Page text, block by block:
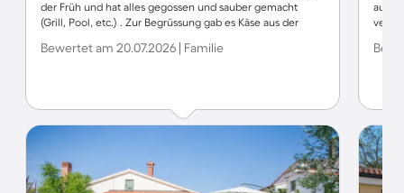
der Früh und hat alles gegossen und sauber gemacht
(Grill, Pool, etc.) . Zur Begrüssung gab es Käse aus der
auf jeden Fall wieder hinfahren. Absolute Empfehlung!
Bewertet am 20.07.2026 | Familie
auch
ein